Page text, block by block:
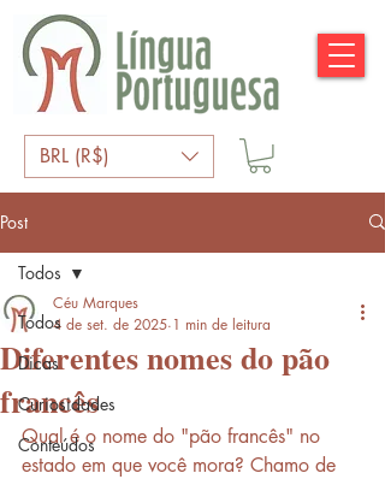
BRL (R$)
Post
Todos
Dicas
Curiosidades
Conteúdos
Todos
Diferentes nomes do pão
francês
Céu Marques
4 de set. de 2025 1 min de leitura
Qual é o nome do "pão francês" no
estado em que você mora? Chamo de